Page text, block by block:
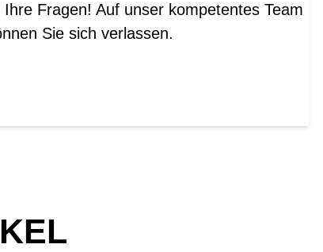
Fragen! Auf unser kompetentes Team
Sie sich verlassen.